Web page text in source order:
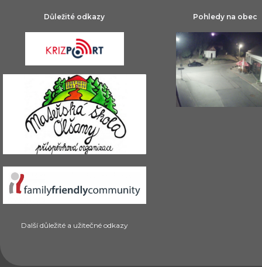
Důležité odkazy
Další důležité a užitečné odkazy
Pohledy na obec